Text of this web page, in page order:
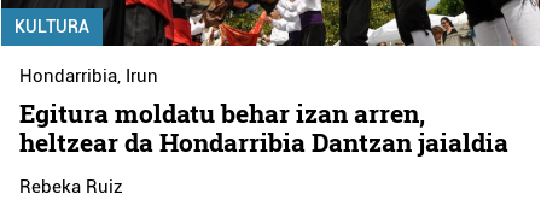
KULTURA
Hondarribia, Irun
Egitura moldatu behar izan arren,
heltzear da Hondarribia Dantzan jaialdia
Rebeka Ruiz